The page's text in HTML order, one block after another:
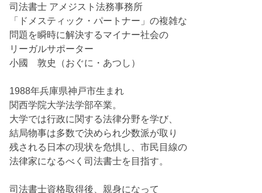
司法書士 アメジスト法務事務所
「ドメスティック・パートナー」の複雑な
問題を瞬時に解決するマイナー社会の
リーガルサポーター
小國 敦史（おぐに・あつし）
1988年兵庫県神戸市生まれ
関西学院大学法学部卒業。
大学では行政に関する法律分野を学び、
結局物事は多数で決められ少数派が取り
残される日本の現状を危惧し、市民目線の
法律家になるべく司法書士を目指す。
司法書士資格取得後、親身になって